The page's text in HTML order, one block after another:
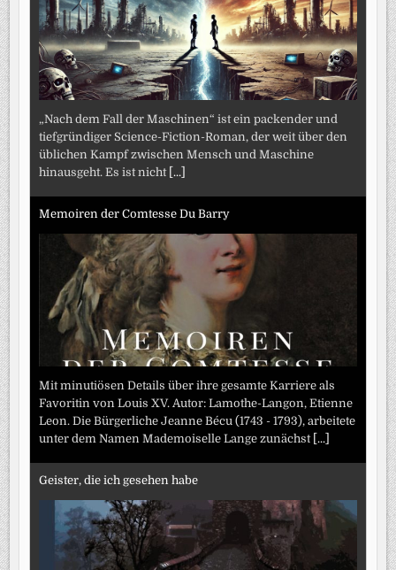
„Nach dem Fall der Maschinen“ ist ein packender und
tiefgründiger Science-Fiction-Roman, der weit über den
üblichen Kampf zwischen Mensch und Maschine
hinausgeht. Es ist nicht [...]
Memoiren der Comtesse Du Barry
Mit minutiösen Details über ihre gesamte Karriere als
Favoritin von Louis XV. Autor: Lamothe-Langon, Etienne
Leon. Die Bürgerliche Jeanne Bécu (1743 - 1793), arbeitete
unter dem Namen Mademoiselle Lange zunächst [...]
Geister, die ich gesehen habe